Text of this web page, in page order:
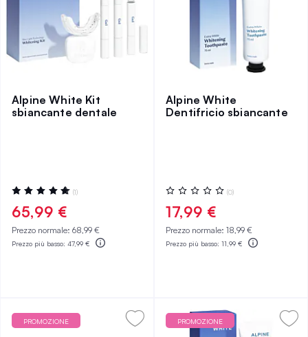
Alpine White Kit
sbiancante dentale
Valutazione:
100%
(1)
65,99 €
Prezzo normale: 68,99 €
Prezzo più basso: 47,99 €
Alpine White
Dentifricio sbiancante
Valutazione:
0%
(0)
17,99 €
Prezzo normale: 18,99 €
Prezzo più basso: 11,99 €
PROMOZIONE PROMOZIONE